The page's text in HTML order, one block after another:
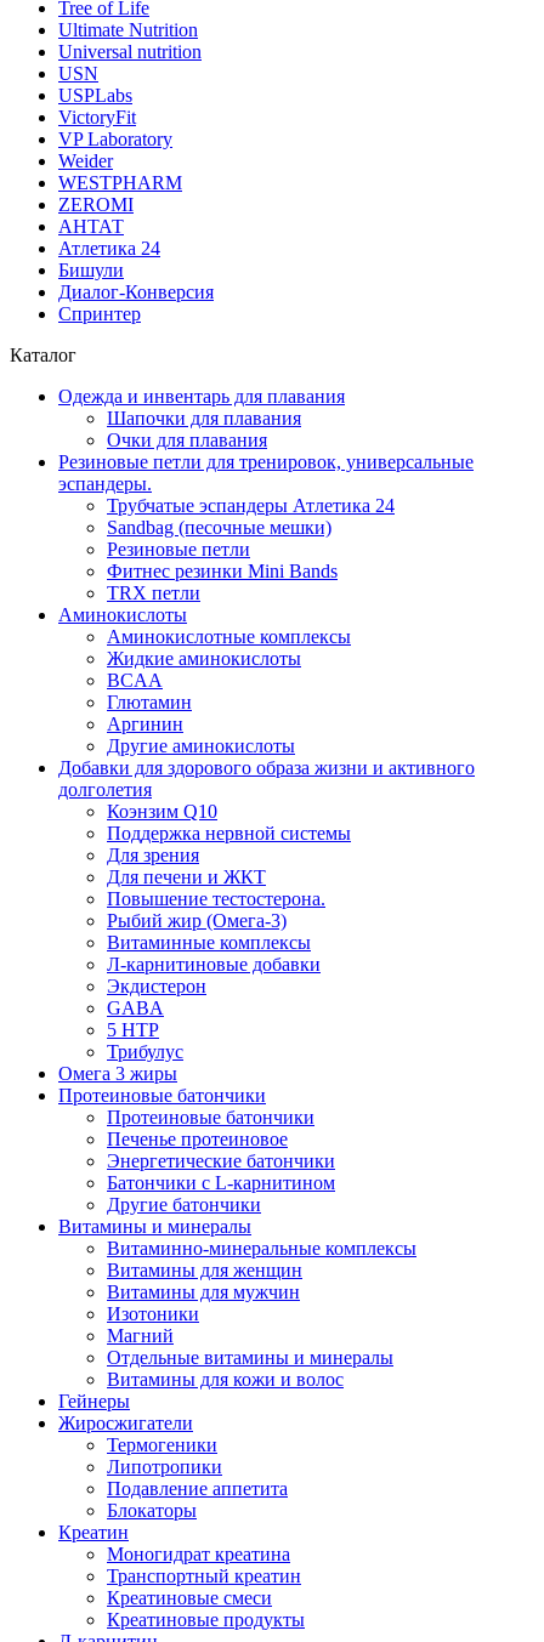
Tree of Life
Ultimate Nutrition
Universal nutrition
USN
USPLabs
VictoryFit
VP Laboratory
Weider
WESTPHARM
ZEROMI
АНТАТ
Атлетика 24
Бишули
Диалог-Конверсия
Спринтер
Каталог
Одежда и инвентарь для плавания
Шапочки для плавания
Очки для плавания
Резиновые петли для тренировок, универсальные
эспандеры.
Трубчатые эспандеры Атлетика 24
Sandbag (песочные мешки)
Резиновые петли
Фитнес резинки Mini Bands
TRX петли
Аминокислоты
Аминокислотные комплексы
Жидкие аминокислоты
BCAA
Глютамин
Аргинин
Другие аминокислоты
Добавки для здорового образа жизни и активного
долголетия
Коэнзим Q10
Поддержка нервной системы
Для зрения
Для печени и ЖКТ
Повышение тестостерона.
Рыбий жир (Омега-3)
Витаминные комплексы
Л-карнитиновые добавки
Экдистерон
GABA
5 HTP
Трибулус
Омега 3 жиры
Протеиновые батончики
Протеиновые батончики
Печенье протеиновое
Энергетические батончики
Батончики с L-карнитином
Другие батончики
Витамины и минералы
Витаминно-минеральные комплексы
Витамины для женщин
Витамины для мужчин
Изотоники
Магний
Отдельные витамины и минералы
Витамины для кожи и волос
Гейнеры
Жиросжигатели
Термогеники
Липотропики
Подавление аппетита
Блокаторы
Креатин
Моногидрат креатина
Транспортный креатин
Креатиновые смеси
Креатиновые продукты